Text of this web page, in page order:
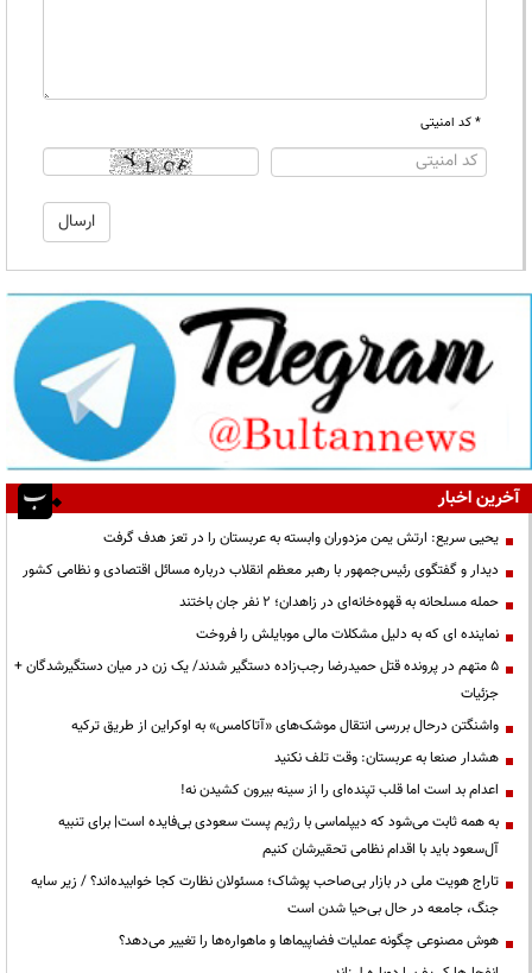
* کد امنیتی
آخرین اخبار
یحیی سریع: ارتش یمن مزدوران وابسته به عربستان را در تعز هدف گرفت
دیدار و گفتگوی رئیس‌جمهور با رهبر معظم انقلاب درباره مسائل اقتصادی و نظامی کشور
حمله مسلحانه به قهوه‌خانه‌ای در زاهدان؛ ۲ نفر جان باختند
نماینده ای که به دلیل مشکلات مالی موبایلش را فروخت
۵ متهم در پرونده قتل حمیدرضا رجب‌زاده دستگیر شدند/ یک زن در میان دستگیرشدگان +
جزئیات
واشنگتن درحال بررسی انتقال موشک‌های «آتاکامس» به اوکراین از طریق ترکیه
هشدار صنعا به عربستان: وقت تلف نکنید
اعدام بد است اما قلب تپنده‌ای را از سینه بیرون کشیدن نه!
به همه ثابت می‌شود که دیپلماسی با رژیم پست سعودی بی‌فایده است| برای تنبیه
آل‌سعود باید با اقدام نظامی تحقیرشان کنیم
تاراج هویت ملی در بازار بی‌صاحب پوشاک؛ مسئولان نظارت کجا خوابیده‌اند؟ / زیر سایه
جنگ، جامعه در حال بی‌حیا شدن است
هوش مصنوعی چگونه عملیات فضاپیماها و ماهواره‌ها را تغییر می‌دهد؟